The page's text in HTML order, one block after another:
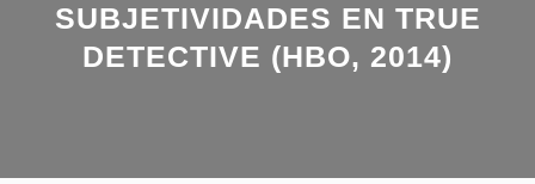
SUBJETIVIDADES EN TRUE
DETECTIVE (HBO, 2014)